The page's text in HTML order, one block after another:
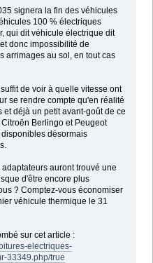
signera la fin des véhicules
100 % électriques
qui dit véhicule électrique dit
donc impossibilité de
arrimages au sol, en tout cas
de voir à quelle vitesse ont
se rendre compte qu'en réalité
déjà un petit avant-goût de ce
Berlingo et Peugeot
disponibles désormais
auront trouvé une
d'être encore plus
? Comptez-vous économiser
véhicule thermique le 31
sur cet article :
electriques-
33349.php/true